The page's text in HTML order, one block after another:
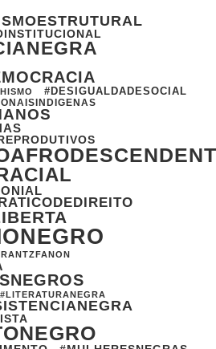
#DESIGUALDADESOCIAL
#LITERATURANEGRA